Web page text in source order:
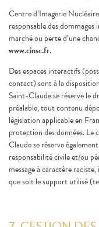
Centre d’Imagerie
responsable des
marché ou perte d’une
www.cinsc.fr.
Des espaces interactifs
contact) sont à la
Saint-Claude se réserve le
préalable, tout contenu
législation applicable en
protection des données. Le
Claude se réserve
responsabilité civile et/ou
message à caractère
que soit le support utilisé